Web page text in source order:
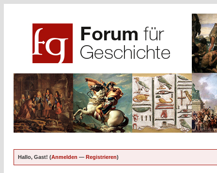
Hallo, Gast! (Anmelden — Registrieren)